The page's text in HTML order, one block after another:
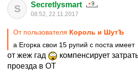
S Secretlysmart
08:52, 22.11.2017
От пользователя Король и ШутЪ
а Егорка свои 15 рупий с поста имеет
от жеж гад
компенсирует
проезда в ОТ